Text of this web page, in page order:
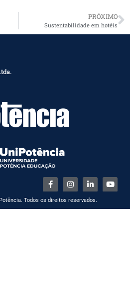
PRÓXIMO
Sustentabilidade em hotéis
Todos os direitos reservados.